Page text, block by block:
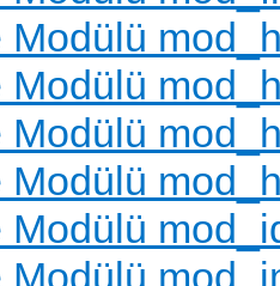
Modülü
Modülü
Modülü
Modülü
Modülü
Modülü